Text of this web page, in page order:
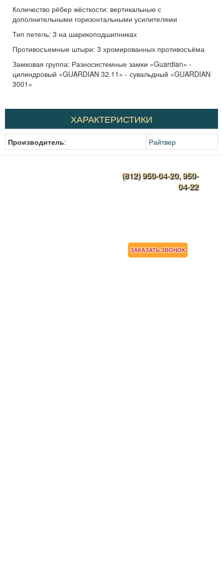
Количество рёбер жёсткости: вертикальные с
дополнительными горизонтальными усилителями
Тип петель: 3 на шарикоподшипниках
Противосъемные штыри: 3 хромированных противосъёма
Замковая группа: Разносистемные замки «Guardian» -
цилиндровый «GUARDIAN 32.11» - сувальдный «GUARDIAN
3001»
ХАРАКТЕРИСТИКИ
Производитель: Райтвер
(812) 950-04-20, 950-
04-22
ЗАКАЗАТЬ ЗВОНОК